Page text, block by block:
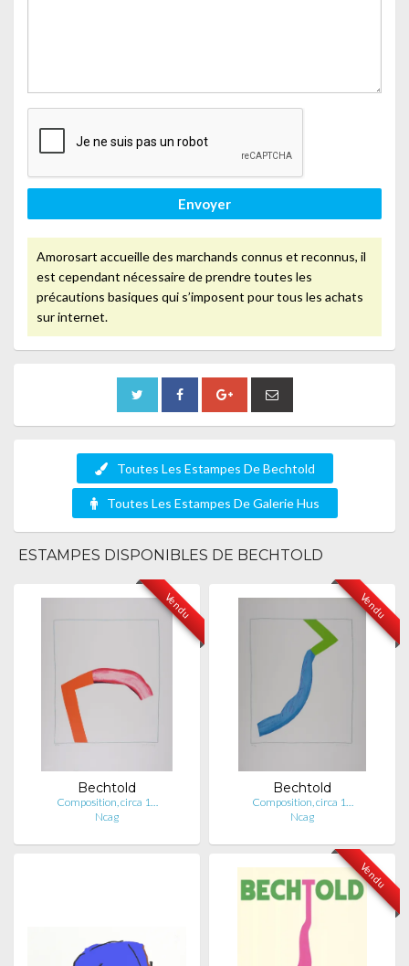
Envoyer
Amorosart accueille des marchands connus et reconnus, il
est cependant nécessaire de prendre toutes les
précautions basiques qui s’imposent pour tous les achats
sur internet.
Toutes Les Estampes De Bechtold
Toutes Les Estampes De Galerie Hus
ESTAMPES DISPONIBLES DE BECHTOLD
Vendu
Bechtold
Composition, circa 1…
Ncag
Vendu
Bechtold
Composition, circa 1…
Ncag
Vendu